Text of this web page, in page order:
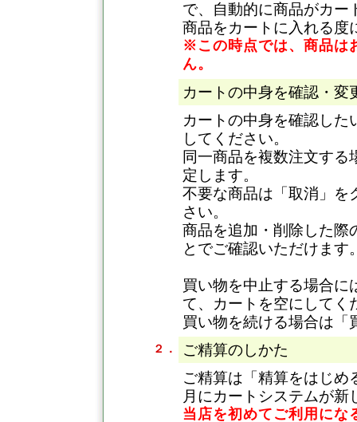
で、自動的に商品がカー
商品をカートに入れる度
※この時点では、商品は
ん。
カートの中身を確認・変
カートの中身を確認した
してください。
同一商品を複数注文す
定します。
不要な商品は「取消」を
さい。
商品を追加・削除した際
とでご確認いただけます
買い物を中止する場合に
て、カートを空にしてく
買い物を続ける場合は「
２．
ご精算のしかた
ご精算は「精算をはじめ
月にカートシステムが新
当店を初めてご利用にな